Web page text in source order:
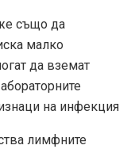
също да
малко
да вземат
на инфекция
лимфните